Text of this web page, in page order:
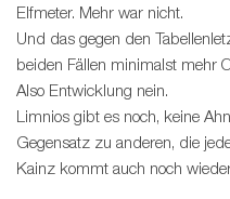
Elfmeter. Mehr war nicht.
Und das gegen den
beiden Fällen minimalst mehr
Also Entwicklung nein.
Limnios gibt es noch, keine
Gegensatz zu anderen, die
Kainz kommt auch noch